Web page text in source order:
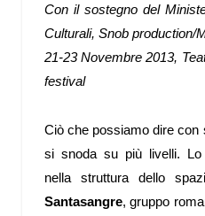
Con il sostegno del
Culturali, Snob production/
21-23 Novembre 2013,
festival
Ciò che possiamo dire con
si snoda su più livelli. Lo
nella struttura dello
Santasangre, gruppo